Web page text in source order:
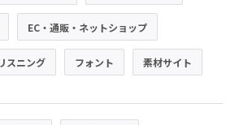
EC・通販・ネットショップ
スニング フォント 素材サイト